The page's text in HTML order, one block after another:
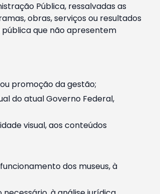
Pública, ressalvadas as
obras, serviços ou resultados
que não apresentem
promoção da gestão;
do atual Governo Federal,
visual, aos conteúdos
dos museus, à